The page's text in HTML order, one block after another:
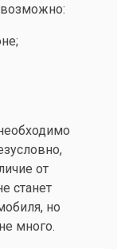
от
станет
но
много.